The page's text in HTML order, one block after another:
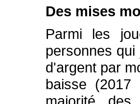
Des mises
Parmi les
personnes
d'argent par
baisse